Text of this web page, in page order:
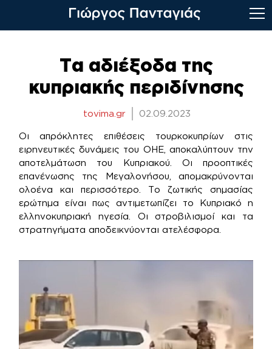
Τα αδιέξοδα της
κυπριακής περιδίνησης
tovima.gr 02.09.2023
Οι απρόκλητες επιθέσεις τουρκοκυπρίων στις
ειρηνευτικές δυνάμεις του ΟΗΕ, αποκαλύπτουν την
αποτελμάτωση του Κυπριακού. Οι προοπτικές
επανένωσης της Μεγαλονήσου, απομακρύνονται
ολοένα και περισσότερο. Το ζωτικής σημασίας
ερώτημα είναι πως αντιμετωπίζει το Κυπριακό η
ελληνοκυπριακή ηγεσία. Οι στροβιλισμοί και τα
στρατηγήματα αποδεικνύονται ατελέσφορα.